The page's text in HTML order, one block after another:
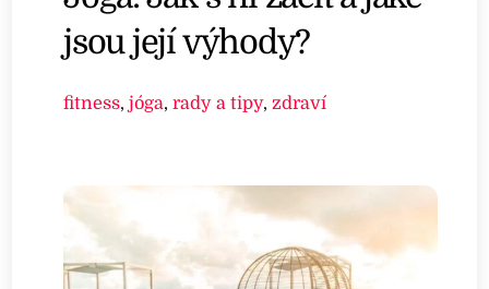
jsou její výhody?
fitness,jóga,rady a tipy,zdraví